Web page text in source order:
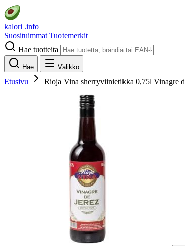
kalori .info
Suosituimmat Tuotemerkit
Hae tuotteita
Hae Valikko
Etusivu Rioja Vina sherryviinietikka 0,75l Vinagre